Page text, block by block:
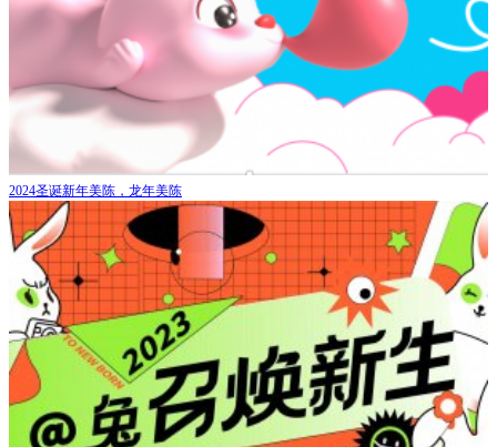
2024圣诞新年美陈，龙年美陈